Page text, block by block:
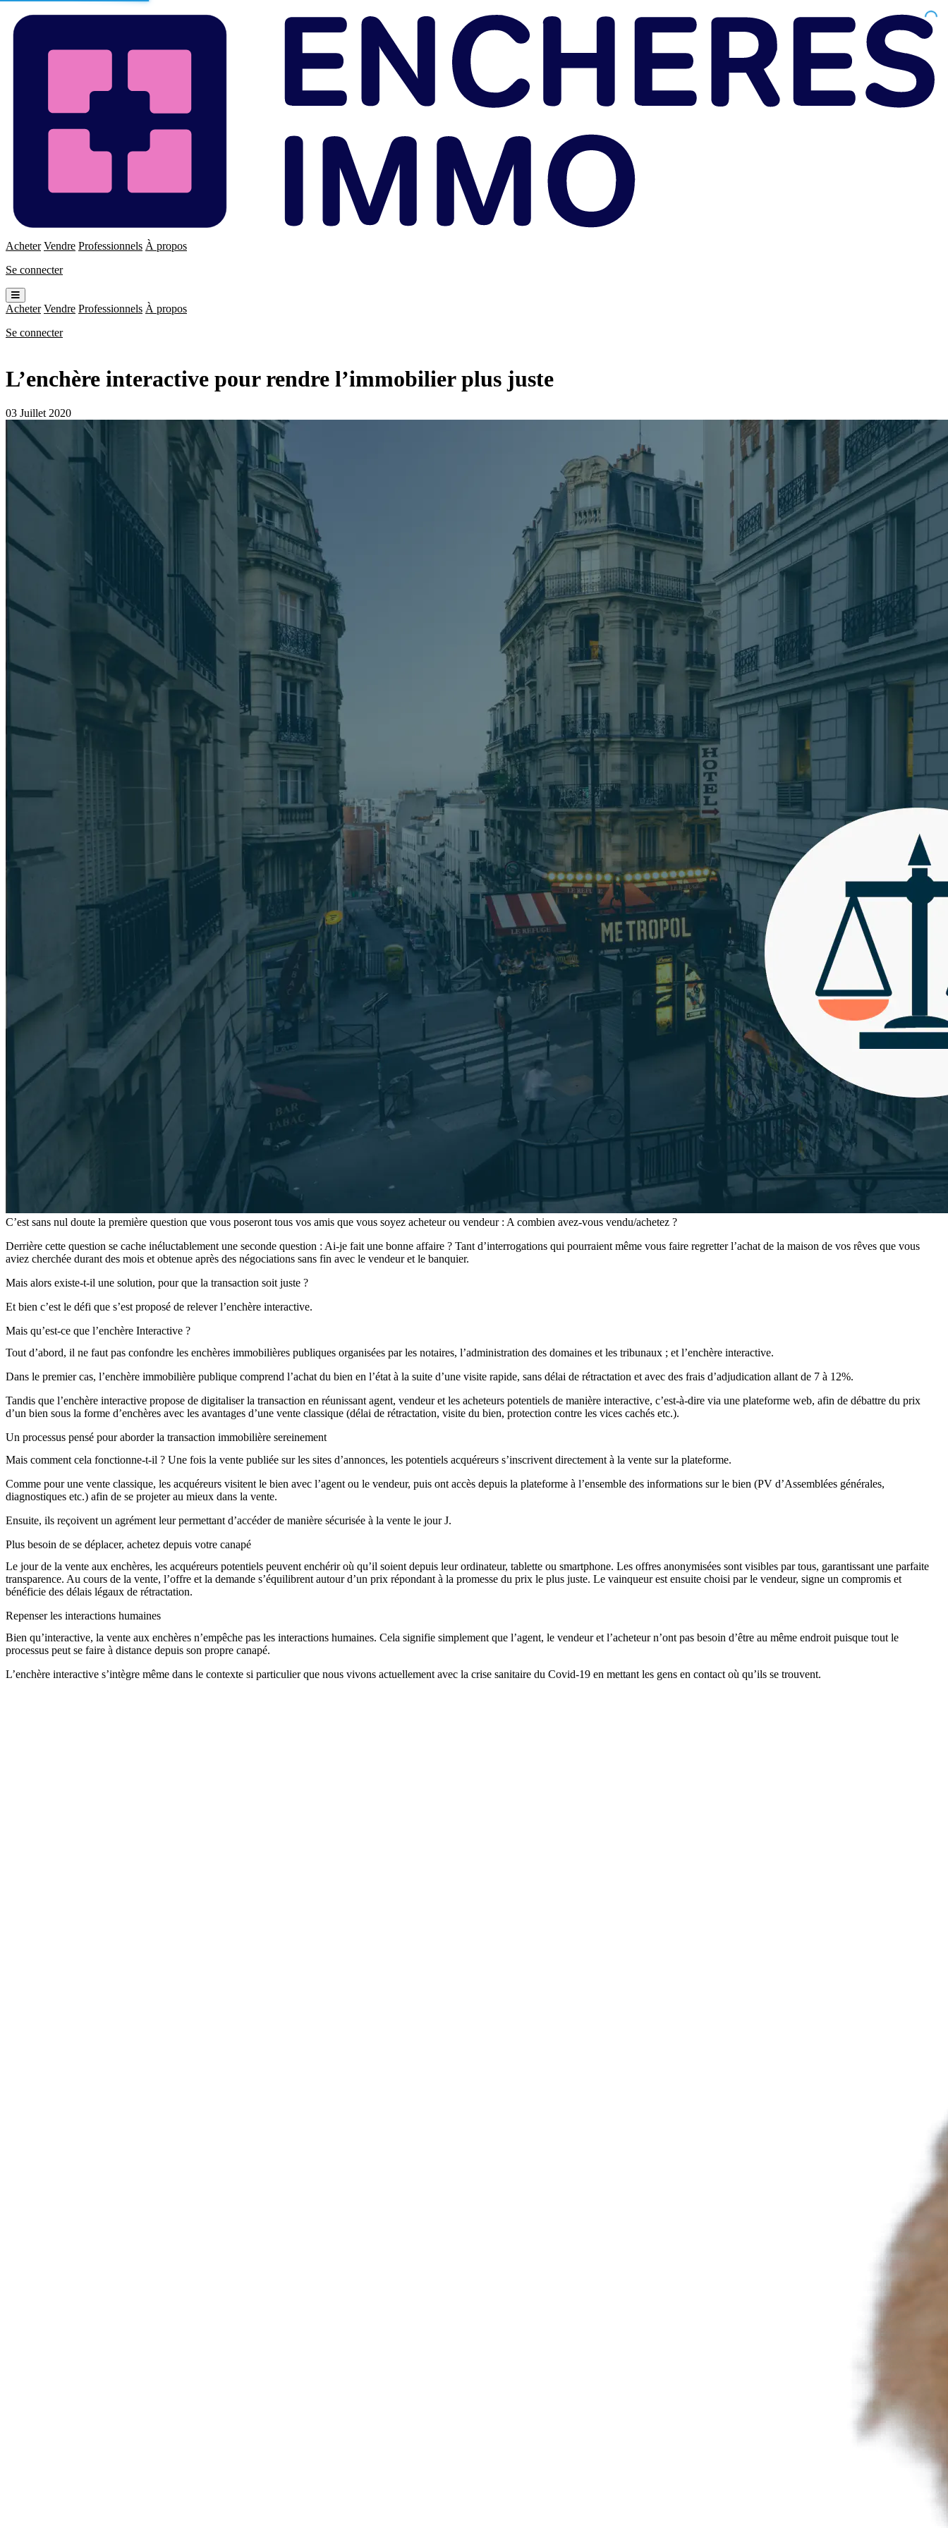
Immo
Acheter Vendre Professionnels À propos
Se connecter
Ouvrir
le
menu
Acheter Vendre Professionnels À propos
Se connecter
L’enchère interactive pour rendre l’immobilier plus juste
03 Juillet 2020
C’est sans nul doute la première question que vous poseront tous vos amis que vous soyez acheteur ou vendeur : A combien avez-vous vendu/achetez ?
Derrière cette question se cache inéluctablement une seconde question : Ai-je fait une bonne affaire ? Tant d’interrogations qui pourraient même vous faire regretter l’achat de la maison de vos rêves que vous
aviez cherchée durant des mois et obtenue après des négociations sans fin avec le vendeur et le banquier.
Mais alors existe-t-il une solution, pour que la transaction soit juste ?
Et bien c’est le défi que s’est proposé de relever l’enchère interactive.
Mais qu’est-ce que l’enchère Interactive ?
Tout d’abord, il ne faut pas confondre les enchères immobilières publiques organisées par les notaires, l’administration des domaines et les tribunaux ; et l’enchère interactive.
Dans le premier cas, l’enchère immobilière publique comprend l’achat du bien en l’état à la suite d’une visite rapide, sans délai de rétractation et avec des frais d’adjudication allant de 7 à 12%.
Tandis que l’enchère interactive propose de digitaliser la transaction en réunissant agent, vendeur et les acheteurs potentiels de manière interactive, c’est-à-dire via une plateforme web, afin de débattre du prix
d’un bien sous la forme d’enchères avec les avantages d’une vente classique (délai de rétractation, visite du bien, protection contre les vices cachés etc.).
Un processus pensé pour aborder la transaction immobilière sereinement
Mais comment cela fonctionne-t-il ? Une fois la vente publiée sur les sites d’annonces, les potentiels acquéreurs s’inscrivent directement à la vente sur la plateforme.
Comme pour une vente classique, les acquéreurs visitent le bien avec l’agent ou le vendeur, puis ont accès depuis la plateforme à l’ensemble des informations sur le bien (PV d’Assemblées générales,
diagnostiques etc.) afin de se projeter au mieux dans la vente.
Ensuite, ils reçoivent un agrément leur permettant d’accéder de manière sécurisée à la vente le jour J.
Plus besoin de se déplacer, achetez depuis votre canapé
Le jour de la vente aux enchères, les acquéreurs potentiels peuvent enchérir où qu’il soient depuis leur ordinateur, tablette ou smartphone. Les offres anonymisées sont visibles par tous, garantissant une parfaite
transparence. Au cours de la vente, l’offre et la demande s’équilibrent autour d’un prix répondant à la promesse du prix le plus juste. Le vainqueur est ensuite choisi par le vendeur, signe un compromis et
bénéficie des délais légaux de rétractation.
Repenser les interactions humaines
Bien qu’interactive, la vente aux enchères n’empêche pas les interactions humaines. Cela signifie simplement que l’agent, le vendeur et l’acheteur n’ont pas besoin d’être au même endroit puisque tout le
processus peut se faire à distance depuis son propre canapé.
L’enchère interactive s’intègre même dans le contexte si particulier que nous vivons actuellement avec la crise sanitaire du Covid-19 en mettant les gens en contact où qu’ils se trouvent.